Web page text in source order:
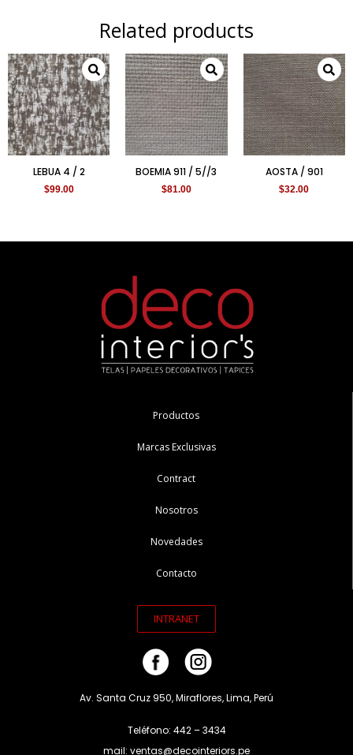
Related products
LEBUA 4 / 2
$99.00
BOEMIA 911 / 5//3
$81.00
AOSTA / 901
$32.00
Productos
Marcas Exclusivas
Contract
Nosotros
Novedades
Contacto
INTRANET
Av. Santa Cruz 950, Miraflores, Lima, Perú
Teléfono: 442 – 3434
mail: ventas@decointeriors.pe